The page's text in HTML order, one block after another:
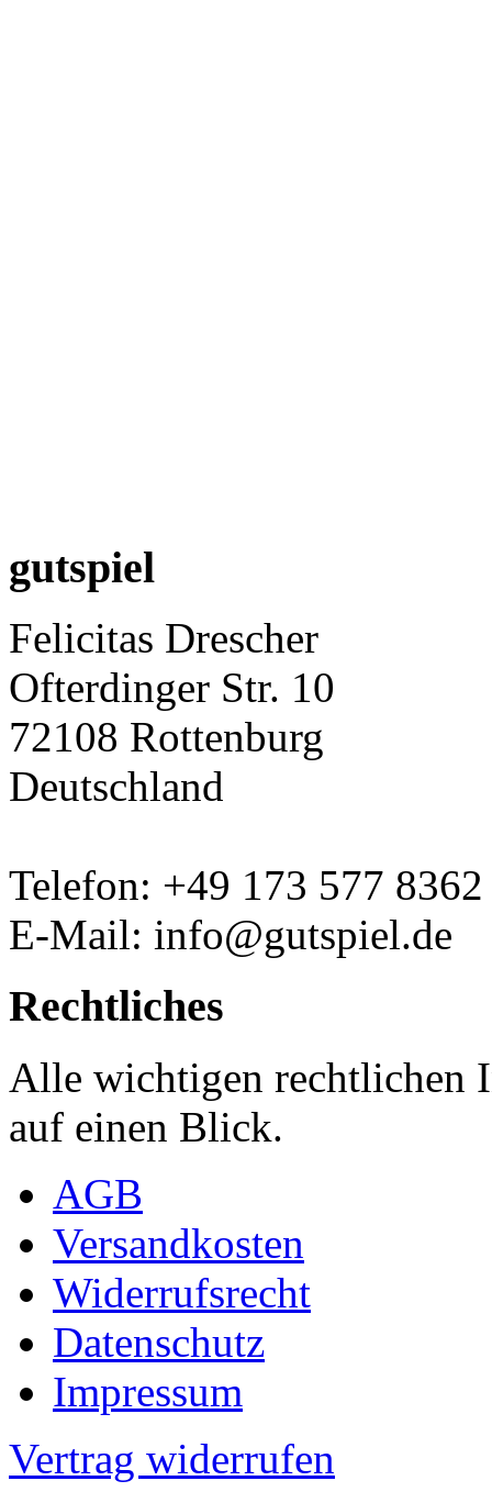
gutspiel
Felicitas Drescher
Ofterdinger Str. 10
72108 Rottenburg
Deutschland
Telefon: +49 173 577 8362
E-Mail: info@gutspiel.de
Rechtliches
Alle wichtigen rechtlichen
auf einen Blick.
AGB
Versandkosten
Widerrufsrecht
Datenschutz
Impressum
Vertrag widerrufen